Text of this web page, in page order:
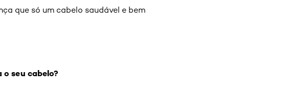
que só um cabelo saudável e bem
seu cabelo?